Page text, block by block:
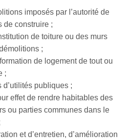
imposés par l’autorité de
de construire ;
de toiture ou des murs
;
de logement de tout ou
;
d’utilités publiques ;
effet de rendre habitables des
ou parties communes dans le
et d’entretien, d’amélioration